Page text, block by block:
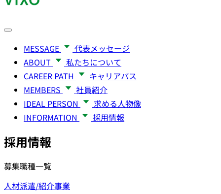
MESSAGE
代表メッセージ
ABOUT
私たちについて
CAREER PATH
キャリアパス
MEMBERS
社員紹介
IDEAL PERSON
求める人物像
INFORMATION
採用情報
採用情報
募集職種一覧
人材派遣/紹介事業